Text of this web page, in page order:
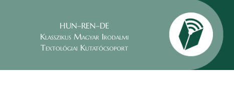
HUN–REN–DE
Klasszikus Magyar Irodalmi
Textológiai Kutatócsoport